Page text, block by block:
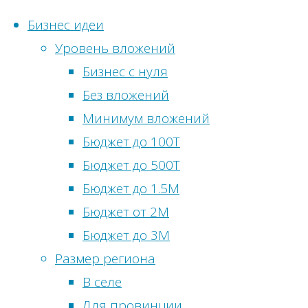
содержимому
Бизнес идеи
Уровень вложений
Бизнес с нуля
Без вложений
Минимум вложений
Бюджет до 100Т
Бюджет до 500Т
Бюджет до 1.5М
Бюджет от 2М
Бюджет до 3М
Размер региона
В селе
Главная
Финансовый
блог
Мотивация
81
способ
раскрыть
Метки
Бизнес
идеи
без
вложений
Бизнес
идеи
в